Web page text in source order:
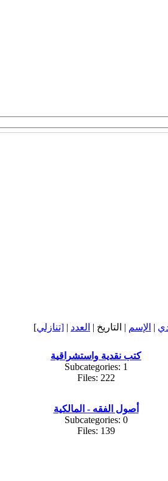
| الإسم | التاريخ | العدد | [تنازلي]
كتب نقدية واستشراقية
Subcategories: 1
Files: 222
أصول الفقه - المالكية
Subcategories: 0
Files: 139